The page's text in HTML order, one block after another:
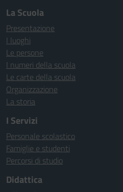
La Scuola
Presentazione
I luoghi
Le persone
I numeri della scuola
Le carte della scuola
Organizzazione
La storia
I Servizi
Personale scolastico
Famiglie e studenti
Percorsi di studio
Didattica